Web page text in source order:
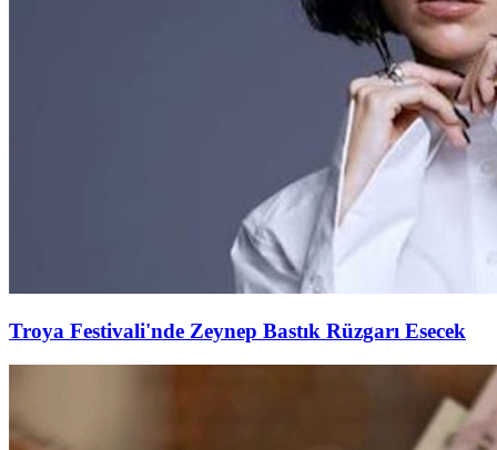
Troya Festivali'nde Zeynep Bastık Rüzgarı Esecek